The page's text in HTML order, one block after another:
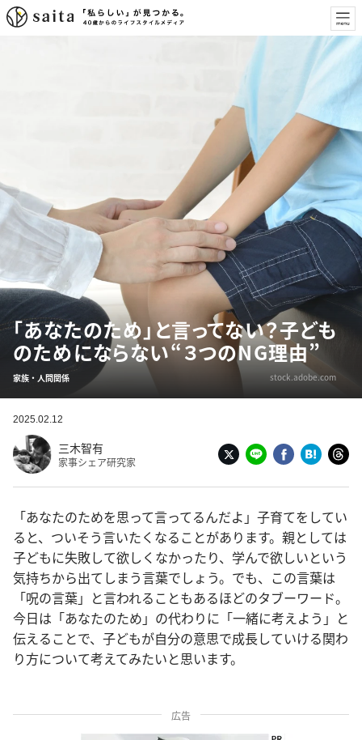
「あなたのため」と言ってない？子ども
のためにならない“３つのNG理由”
家族・人間関係 stock.adobe.com
2025.02.12
三木智有
家事シェア研究家
「あなたのためを思って言ってるんだよ」子育てをしてい
ると、ついそう言いたくなることがあります。親としては
子どもに失敗して欲しくなかったり、学んで欲しいという
気持ちから出てしまう言葉でしょう。でも、この言葉は
「呪の言葉」と言われることもあるほどのタブーワード。
今日は「あなたのため」の代わりに「一緒に考えよう」と
伝えることで、子どもが自分の意思で成長していける関わ
り方について考えてみたいと思います。
広告